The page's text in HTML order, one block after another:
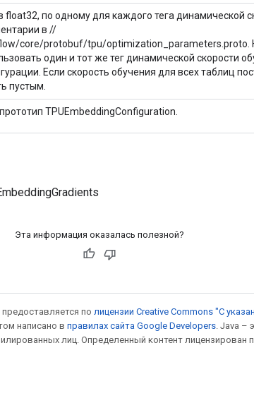
float32, по одному для каждого тега динамической
в //
core/protobuf/tpu/optimization_parameters.proto.
один и тот же тег динамической скорости
Если скорость обучения для всех таблиц
пустым.
TPUEmbeddingConfiguration.
Эта информация оказалась полезной?
предоставляется по лицензии Creative Commons "С
написано в правилах сайта Google Developers . Java –
лиц. Определенный контент лицензирован